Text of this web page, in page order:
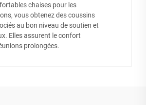
chaises pour les
vous obtenez des coussins
au bon niveau de soutien et
Elles assurent le confort
prolongées.